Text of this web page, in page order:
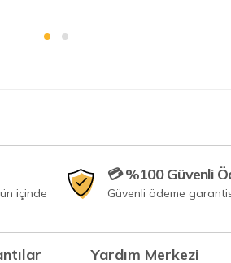
içinde
💳 %100 Güvenli
Güvenli ödeme
Yardım Merkezi